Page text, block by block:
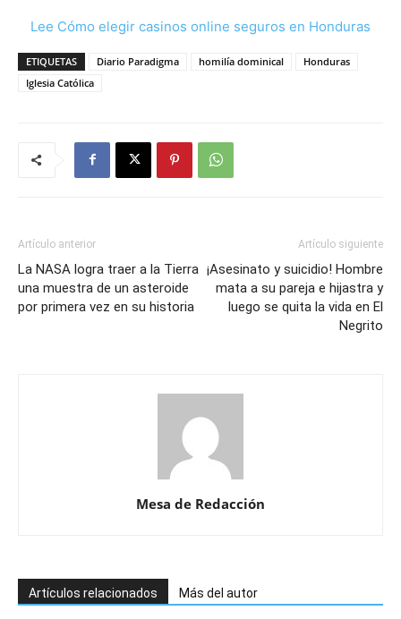
Lee Cómo elegir casinos online seguros en Honduras
ETIQUETAS Diario Paradigma homilía dominical
Honduras
Iglesia Católica
Artículo anterior
La NASA logra traer a la Tierra
una muestra de un asteroide
por primera vez en su historia
Artículo siguiente
¡Asesinato y suicidio! Hombre
mata a su pareja e hijastra y
luego se quita la vida en El
Negrito
Mesa de Redacción
Artículos relacionados Más del autor